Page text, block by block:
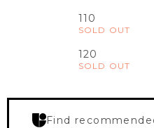
110
SOLD OUT
120
SOLD OUT
Find